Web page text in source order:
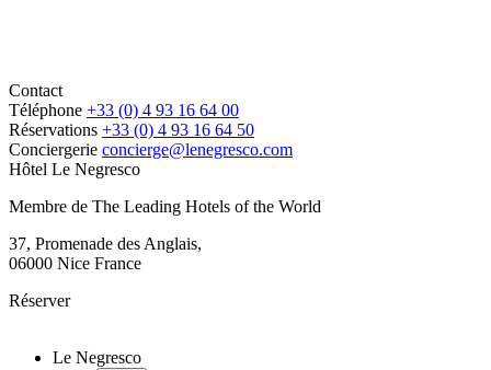
Contact
Téléphone +33 (0) 4 93 16 64 00
Réservations +33 (0) 4 93 16 64 50
Conciergerie concierge@lenegresco.com
Hôtel Le Negresco
Membre de The Leading Hotels of the World
37, Promenade des Anglais,
06000 Nice France
Réserver
Le Negresco